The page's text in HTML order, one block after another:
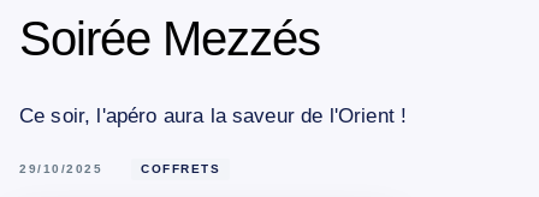
Soirée Mezzés
Ce soir, l'apéro aura la saveur de l'Orient !
29/10/2025 COFFRETS